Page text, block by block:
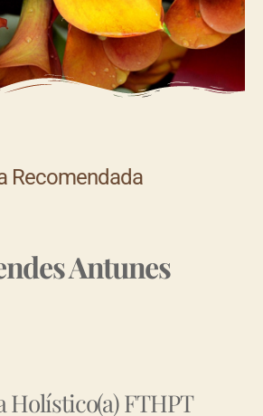
Recomendada
Antunes
Holístico(a) FTHPT